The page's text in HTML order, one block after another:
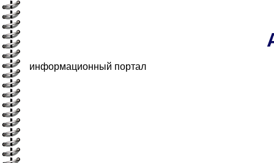
информационный портал